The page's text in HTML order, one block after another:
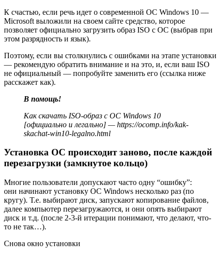
К счастью, если речь идет о современной ОС Windows 10 —
Microsoft выложили на своем сайте средство, которое
позволяет официально загрузить образ ISO с ОС (выбрав при
этом разрядность и язык).
Поэтому, если вы столкнулись с ошибками на этапе установки
— рекомендую обратить внимание и на это, и, если ваш ISO
не официальный — попробуйте заменить его (ссылка ниже
расскажет как).
В помощь!
Как скачать ISO-образ с ОС Windows 10
[официально и легально] —https://ocomp.info/kak-
skachat-win10-legalno.html
Установка ОС происходит заново, после каждой
перезагрузки (замкнутое кольцо)
Многие пользователи допускают часто одну “ошибку”:
они начинают установку ОС Windows несколько раз (по
кругу). Т.е. выбирают диск, запускают копирование файлов,
далее компьютер перезагружаются, и они опять выбирают
диск и т.д. (после 2-3-й итерации понимают, что делают, что-
то не так…).
Снова окно установки